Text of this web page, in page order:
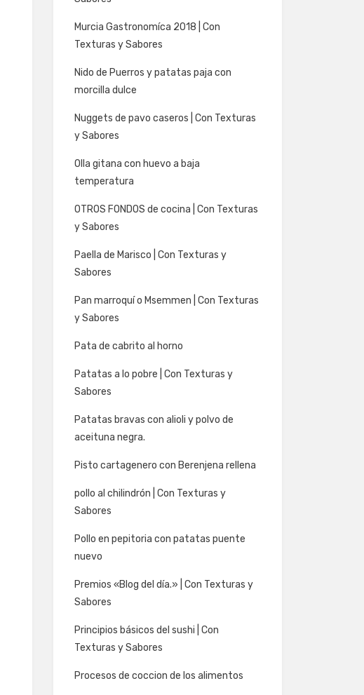
Murcia Gastronomíca 2018 | Con
Texturas y Sabores
Nido de Puerros y patatas paja con
morcilla dulce
Nuggets de pavo caseros | Con Texturas
y Sabores
Olla gitana con huevo a baja
temperatura
OTROS FONDOS de cocina | Con Texturas
y Sabores
Paella de Marisco | Con Texturas y
Sabores
Pan marroquí o Msemmen | Con Texturas
y Sabores
Pata de cabrito al horno
Patatas a lo pobre | Con Texturas y
Sabores
Patatas bravas con alioli y polvo de
aceituna negra.
Pisto cartagenero con Berenjena rellena
pollo al chilindrón | Con Texturas y
Sabores
Pollo en pepitoria con patatas puente
nuevo
Premios «Blog del día.» | Con Texturas y
Sabores
Principios básicos del sushi | Con
Texturas y Sabores
Procesos de coccion de los alimentos